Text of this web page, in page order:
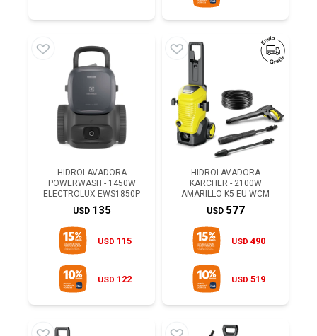
HIDROLAVADORA
POWERWASH - 1450W
ELECTROLUX EWS1850P
USD 135
USD 115
USD 122
HIDROLAVADORA
KARCHER - 2100W
AMARILLO K5 EU WCM
USD 577
USD 490
USD 519